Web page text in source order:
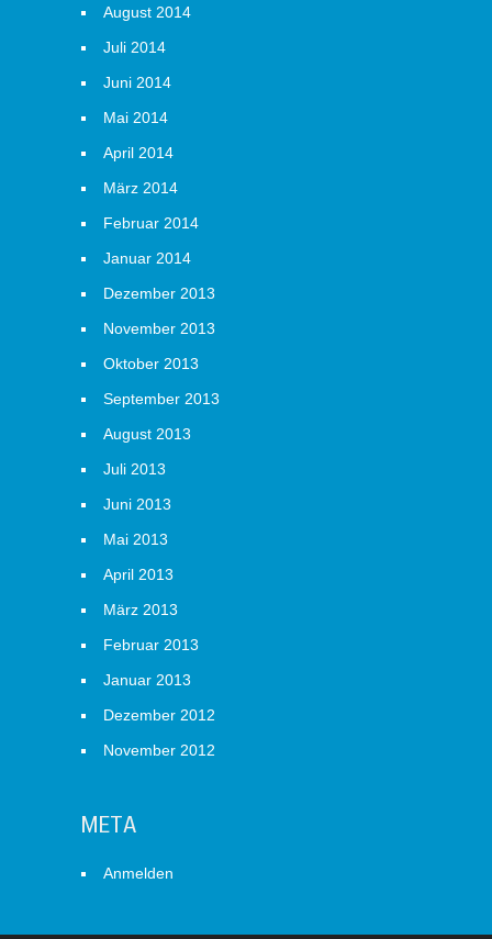
August 2014
Juli 2014
Juni 2014
Mai 2014
April 2014
März 2014
Februar 2014
Januar 2014
Dezember 2013
November 2013
Oktober 2013
September 2013
August 2013
Juli 2013
Juni 2013
Mai 2013
April 2013
März 2013
Februar 2013
Januar 2013
Dezember 2012
November 2012
META
Anmelden